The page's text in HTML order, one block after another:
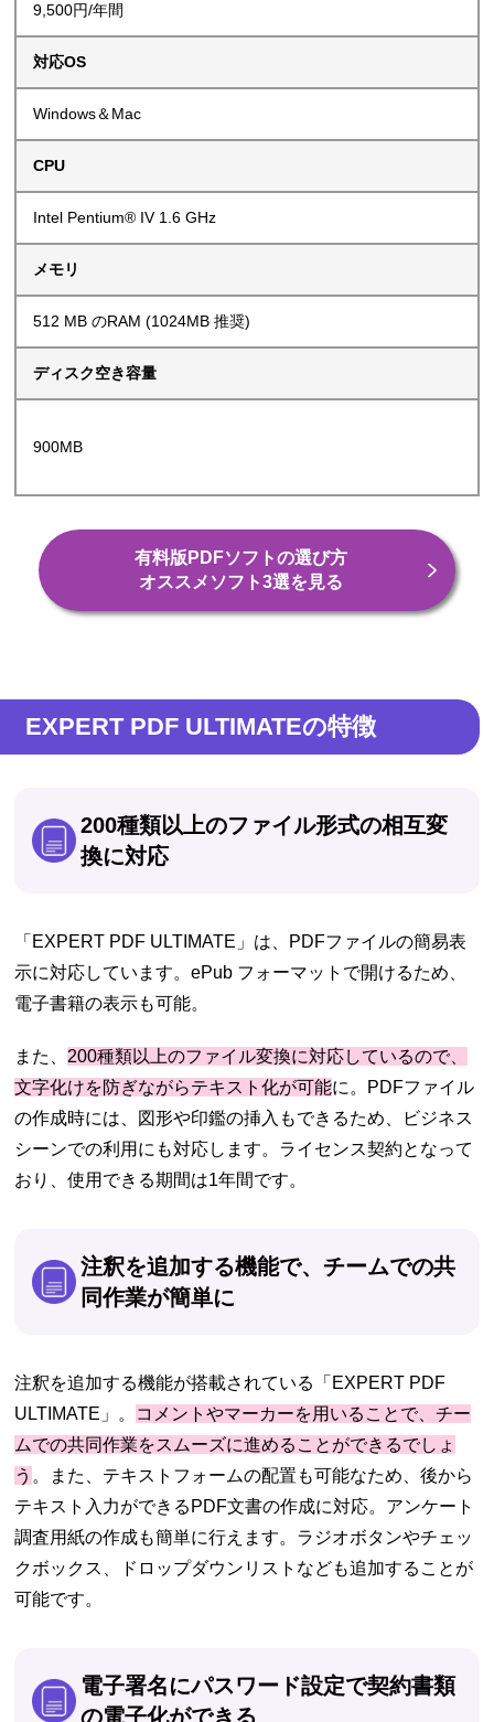
9,500円/年間
対応OS
Windows＆Mac
CPU
Intel Pentium® IV 1.6 GHz
メモリ
512 MB のRAM (1024MB 推奨)
ディスク空き容量
900MB
有料版PDFソフトの選び方
オススメソフト3選を見る
EXPERT PDF ULTIMATEの特徴
200種類以上のファイル形式の相互変
換に対応
「EXPERT PDF ULTIMATE」は、PDFファイルの簡易表
示に対応しています。ePub フォーマットで開けるため、
電子書籍の表示も可能。
また、 200種類以上のファイル変換に対応しているので、
文字化けを防ぎながらテキスト化が可能に。PDFファイル
の作成時には、図形や印鑑の挿入もできるため、ビジネス
シーンでの利用にも対応します。ライセンス契約となって
おり、使用できる期間は1年間です。
注釈を追加する機能で、チームでの共
同作業が簡単に
注釈を追加する機能が搭載されている「EXPERT PDF
ULTIMATE」。 コメントやマーカーを用いることで、チー
ムでの共同作業をスムーズに進めることができるでしょ
う 。また、テキストフォームの配置も可能なため、後から
テキスト入力ができるPDF文書の作成に対応。アンケート
調査用紙の作成も簡単に行えます。ラジオボタンやチェッ
クボックス、ドロップダウンリストなども追加することが
可能です。
電子署名にパスワード設定で契約書類
の電子化ができる